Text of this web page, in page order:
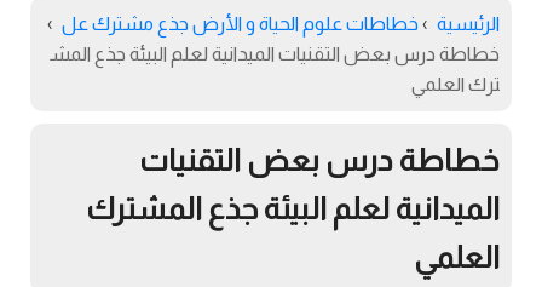
الرئيسية › خطاطات علوم الحياة و الأرض جذع مشترك عل ›
خطاطة درس بعض التقنيات الميدانية لعلم البيئة جذع المش
ترك العلمي
خطاطة درس بعض التقنيات
الميدانية لعلم البيئة جذع المشترك
العلمي